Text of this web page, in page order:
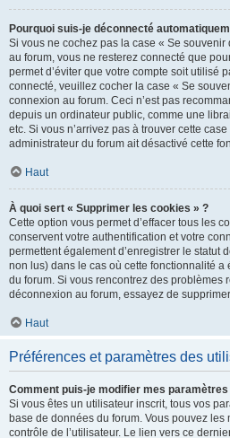
Pourquoi suis-je déconnecté
Si vous ne cochez pas la case « Se
au forum, vous ne resterez connecté que
permet d’éviter que votre compte soit utilisé
connecté, veuillez cocher la case « Se
connexion au forum. Ceci n’est pas
depuis un ordinateur public, comme une
etc. Si vous n’arrivez pas à trouver cette
administrateur du forum ait désactivé cette
Haut
À quoi sert « Supprimer les cookies » ?
Cette option vous permet d’effacer tous les
conservent votre authentification et votre
permettent également d’enregistrer le statut
non lus) dans le cas où cette fonctionnalité
du forum. Si vous rencontrez des problèmes
déconnexion au forum, essayez de
Haut
Préférences et paramètres des
Comment puis-je modifier mes paramètres
Si vous êtes un utilisateur inscrit, tous vos
base de données du forum. Vous pouvez
contrôle de l’utilisateur. Le lien vers ce